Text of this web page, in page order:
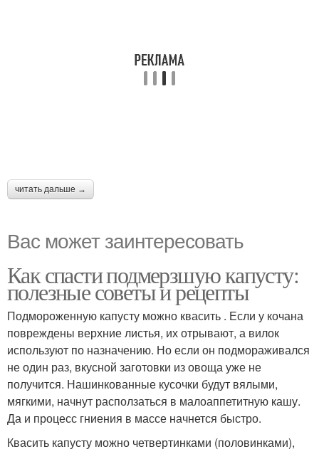
читать дальше →
Вас может заинтересовать
Как спасти подмерзшую капусту:
полезные советы и рецепты
Подмороженную капусту можно квасить . Если у кочана
повреждены верхние листья, их отрывают, а вилок
используют по назначению. Но если он подмораживался
не один раз, вкусной заготовки из овоща уже не
получится. Нашинкованные кусочки будут вялыми,
мягкими, начнут расползаться в малоаппетитную кашу.
Да и процесс гниения в массе начнется быстро.
Квасить капусту можно четвертинками (половинками),